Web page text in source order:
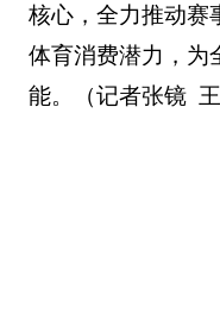
核心，全力推动赛
体育消费潜力，为
能。（记者张镜 王